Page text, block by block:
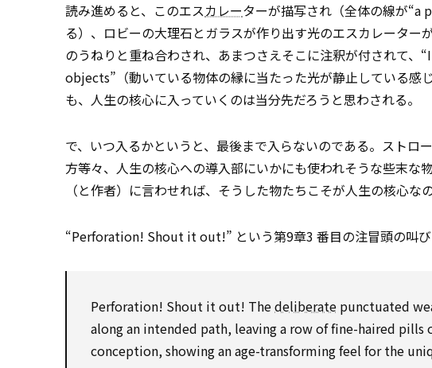
読み進めると、このエスカレーターが描写され（全体の線が
る）、ロビーの大理石とガラスが作り出す光のエスカレータ
のうねりと重ね合わされ、あまつさえそこに注釈が付されて
objects”（動いている物体の縁に当たった光が静止している感
も、人生の核心に入っていくのは当分先だろうと思わされる。
で、いつ入るかというと、最後まで入らないのである。ストロ
方等々、人生の核心への導入部にいかにも使われそうな些末
（と作者）に言わせれば、そうした物たちこそが人生の核心なの
“Perforation! Shout it out!” という第9章3 番目の注冒頭の叫
Perforation! Shout it out! Thedeliberate punctuated
along an intended path, leaving a row of fine-haired
conception, showing an age-transforming feel for the